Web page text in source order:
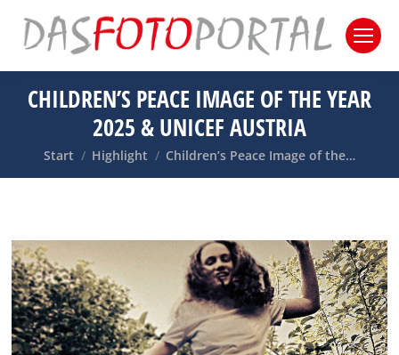
CHILDREN’S PEACE IMAGE OF THE YEAR
2025 & UNICEF AUSTRIA
Sie befinden sich hier:
Start Highlight Children’s Peace Image of the…